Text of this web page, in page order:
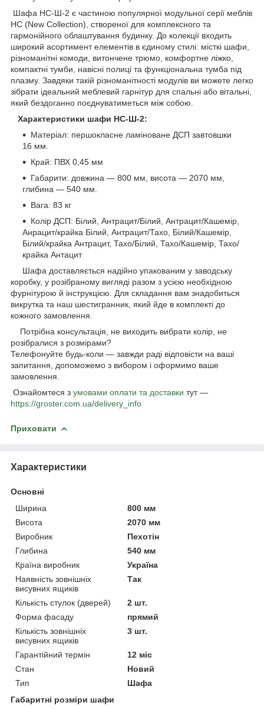
Шафа НС-Ш-2 є частиною популярної модульної серії меблів
НС (New Collection), створеної для комплексного та
гармонійного облаштування будинку. До колекції входить
широкий асортимент елементів в єдиному стилі: місткі шафи,
різноманітні комоди, витончене трюмо, комфортне ліжко,
компактні тумби, навісні полиці та функціональна тумба під
плазму. Завдяки такій різноманітності модулів ви можете легко
зібрати ідеальний меблевий гарнітур для спальні або вітальні,
який бездоганно поєднуватиметься між собою.
Характеристики шафи НС-Ш-2:
Матеріал: першокласне ламіноване ДСП завтовшки
16 мм.
Край: ПВХ 0,45 мм
Габарити: довжина — 800 мм, висота — 2070 мм,
глибина — 540 мм.
Вага: 83 кг
Колір ДСП: Білий, Антрацит/Білий, Антрацит/Кашемір,
Анрацит/крайка Білий, Антрацит/Тахо, Білий/Кашемір,
Білий/крайка Антрацит, Тахо/Білий, Тахо/Кашемір, Тахо/
крайка Антацит
Шафа доставляється надійно упакованим у заводську
коробку, у розібраному вигляді разом з усією необхідною
фурнітурою й інструкцією. Для складання вам знадобиться
викрутка та наш шестигранник, який йде в комплекті до
кожного замовлення.
Потрібна консультація, не виходить вибрати колір, не
розібралися з розмірами?
Телефонуйте будь-коли — завжди раді відповісти на ваші
запитання, допоможемо з вибором і оформимо ваше
замовлення.
Ознайомтеся з умовами оплати та доставки тут —
https://groster.com.ua/delivery_info
Приховати
Характеристики
Основні
Ширина
800 мм
Висота
2070 мм
Виробник
Пехотін
Глибина
540 мм
Країна виробник
Україна
Наявність зовнішніх
висувних ящиків
Так
Кількість стулок (дверей)
2 шт.
Форма фасаду
прямий
Кількість зовнішніх
висувних ящиків
3 шт.
Гарантійний термін
12 міс
Стан
Новий
Тип
Шафа
Габаритні розміри шафи